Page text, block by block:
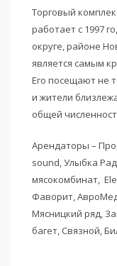
Торговый
работает с 1997
округе, районе
является самым
Его посещают не
и жители
общей
Арендаторы –
sound, Улыбка
мясокомбинат,
Фаворит,
Мясницкий ряд,
багет, Связной,